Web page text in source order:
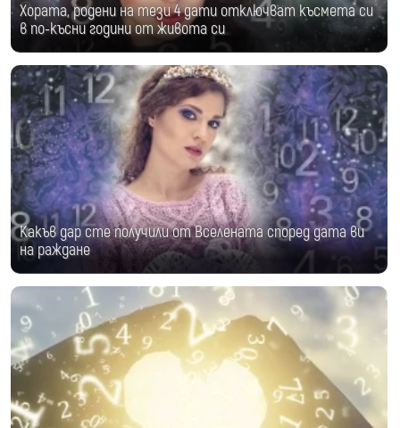
Хората, родени на тези 4 дати отключват късмета си
в по-късни години от живота си
Какъв дар сте получили от Вселената според дата ви
на раждане